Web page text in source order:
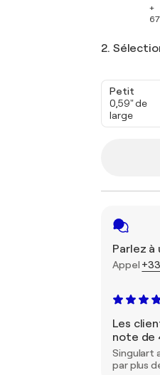
+
2.
Petit
0,59" de
large
Parlez
Appel
Les
note de
Singulart
par plus